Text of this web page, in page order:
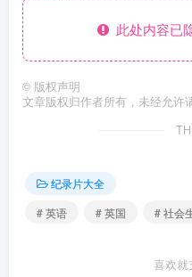
此处内容已
© 版权声明
文章版权归作者所有，未经允许
纪录片大全
# 英语
# 英国 # 社会
喜欢就